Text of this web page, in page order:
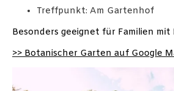
Treffpunkt: Am Gartenhof
Besonders geeignet für Familien mit
>> Botanischer Garten auf Google